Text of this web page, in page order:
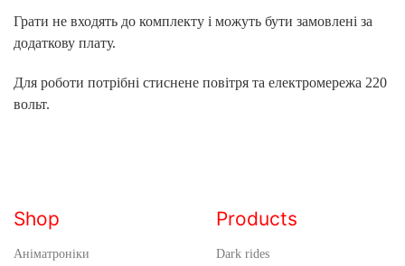
Грати не входять до комплекту і можуть бути замовлені за
додаткову плату.
Для роботи потрібні стиснене повітря та електромережа 220
вольт.
Shop
Аніматроніки
Products
Dark rides